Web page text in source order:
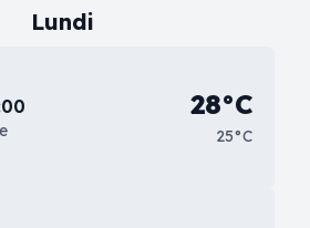
Lundi
28°C
25°C